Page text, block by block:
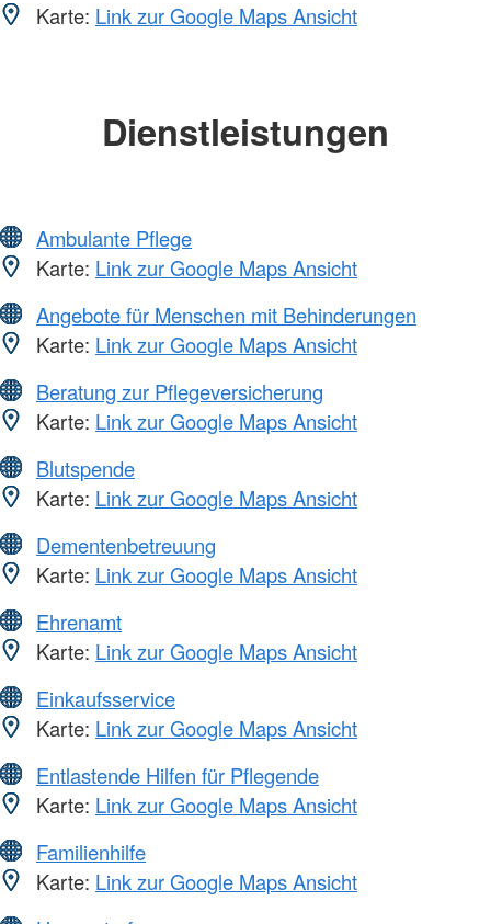
Karte: Link zur Google Maps Ansicht
Dienstleistungen
Ambulante Pflege
Karte: Link zur Google Maps Ansicht
Angebote für Menschen mit Behinderungen
Karte: Link zur Google Maps Ansicht
Beratung zur Pflegeversicherung
Karte: Link zur Google Maps Ansicht
Blutspende
Karte: Link zur Google Maps Ansicht
Dementenbetreuung
Karte: Link zur Google Maps Ansicht
Ehrenamt
Karte: Link zur Google Maps Ansicht
Einkaufsservice
Karte: Link zur Google Maps Ansicht
Entlastende Hilfen für Pflegende
Karte: Link zur Google Maps Ansicht
Familienhilfe
Karte: Link zur Google Maps Ansicht